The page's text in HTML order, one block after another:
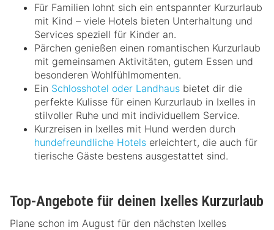
Für Familien lohnt sich ein entspannter Kurzurlaub
mit Kind – viele Hotels bieten Unterhaltung und
Services speziell für Kinder an.
Pärchen genießen einen romantischen Kurzurlaub
mit gemeinsamen Aktivitäten, gutem Essen und
besonderen Wohlfühlmomenten.
Ein Schlosshotel oder Landhaus bietet dir die
perfekte Kulisse für einen Kurzurlaub in Ixelles in
stilvoller Ruhe und mit individuellem Service.
Kurzreisen in Ixelles mit Hund werden durch
hundefreundliche Hotels erleichtert, die auch für
tierische Gäste bestens ausgestattet sind.
Top-Angebote für deinen Ixelles Kurzurlaub
Plane schon im August für den nächsten Ixelles